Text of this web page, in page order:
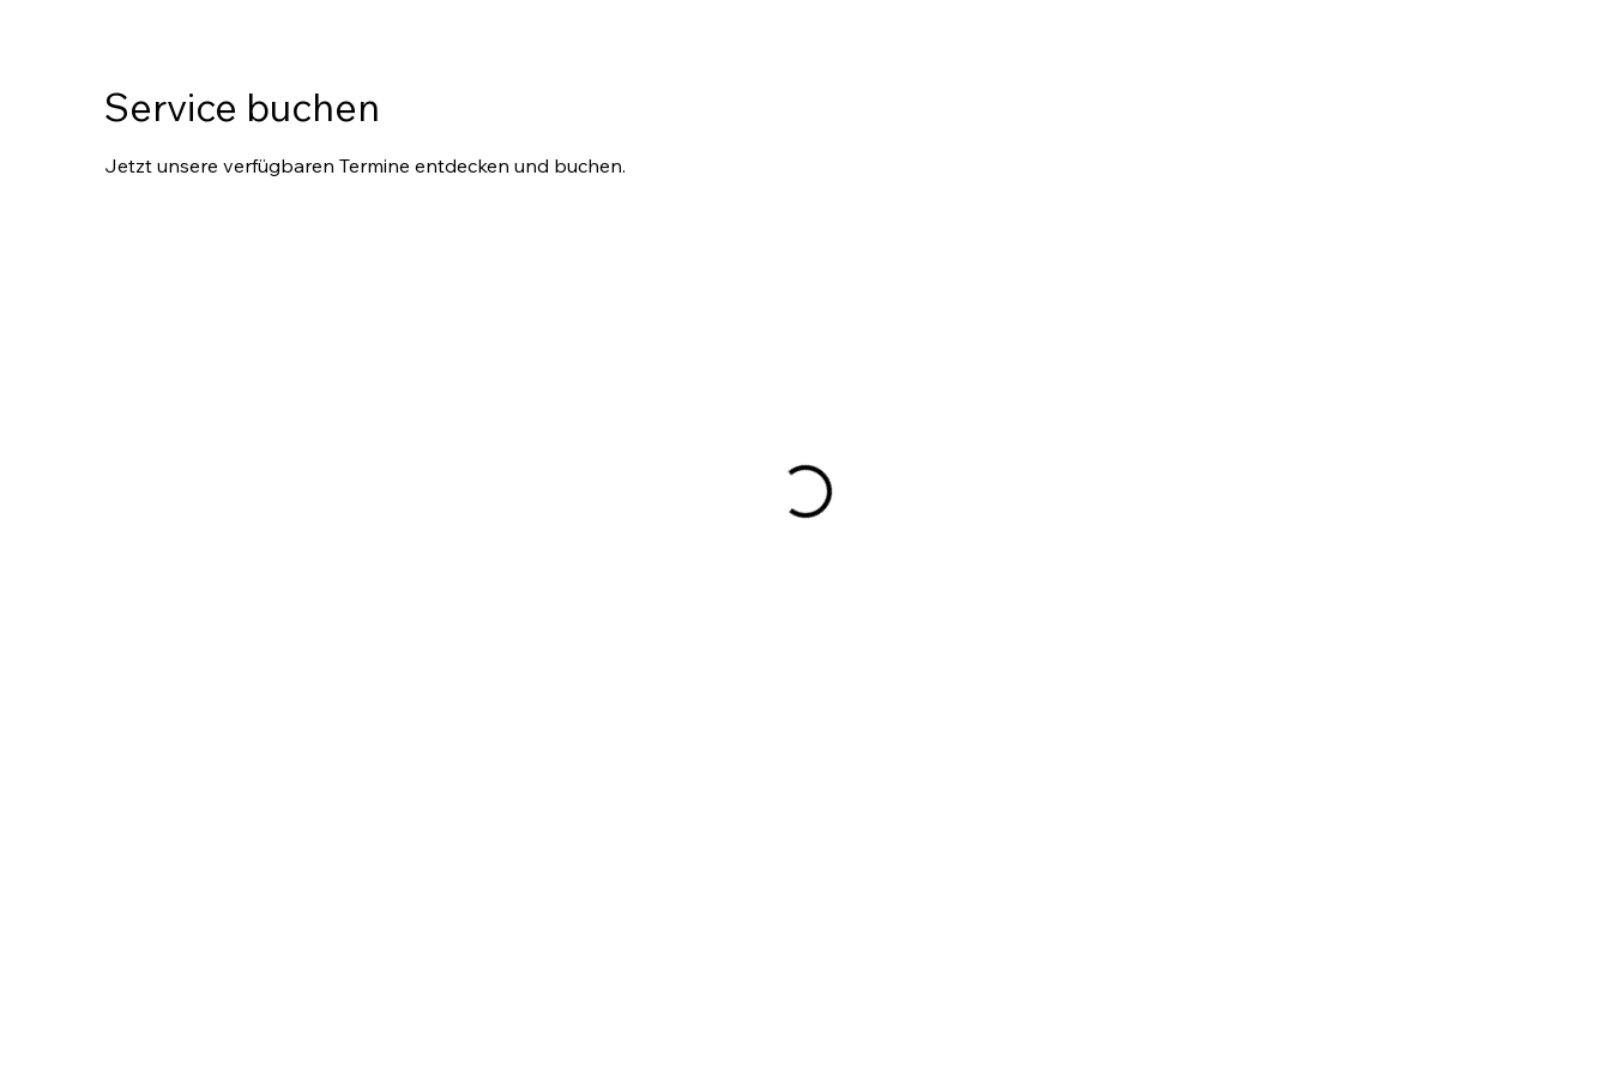
Service buchen
Jetzt unsere verfügbaren Termine entdecken und buchen.